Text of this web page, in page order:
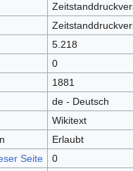
5.218
0
1881
de - Deutsch
Wikitext
Erlaubt
Seite
0